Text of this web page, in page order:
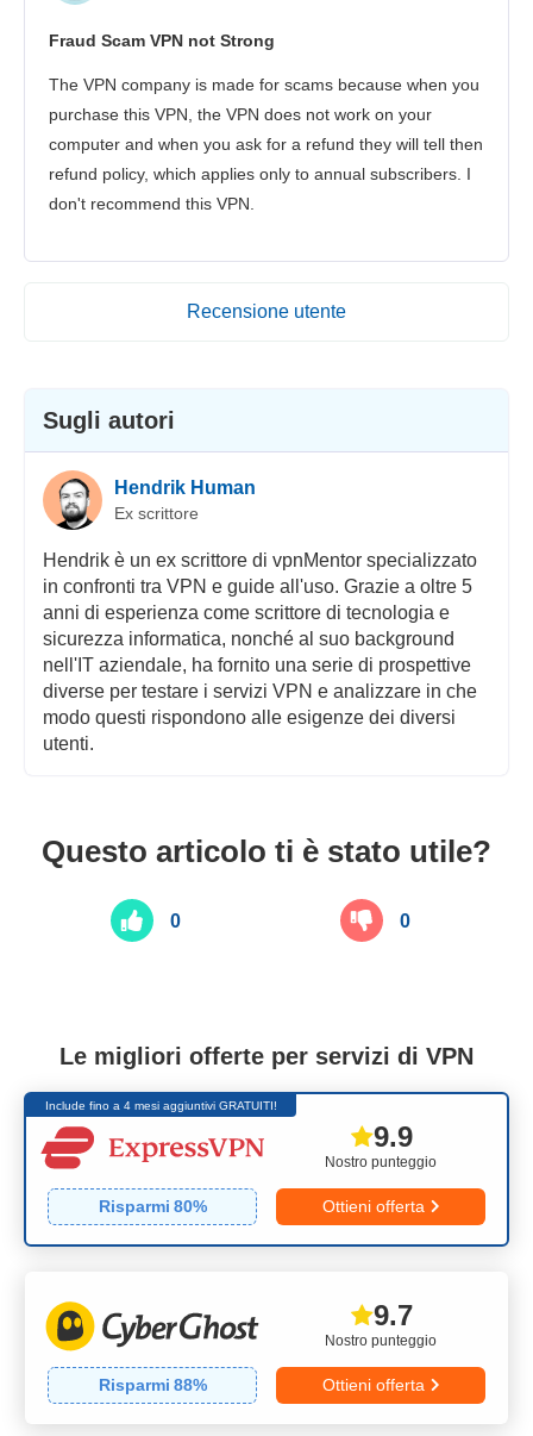
Fraud Scam VPN not Strong
The VPN company is made for scams because when you
purchase this VPN, the VPN does not work on your
computer and when you ask for a refund they will tell then
refund policy, which applies only to annual subscribers. I
don't recommend this VPN.
Recensione utente
Sugli autori
Hendrik Human
Ex scrittore
Hendrik è un ex scrittore di vpnMentor specializzato
in confronti tra VPN e guide all'uso. Grazie a oltre 5
anni di esperienza come scrittore di tecnologia e
sicurezza informatica, nonché al suo background
nell'IT aziendale, ha fornito una serie di prospettive
diverse per testare i servizi VPN e analizzare in che
modo questi rispondono alle esigenze dei diversi
utenti.
Questo articolo ti è stato utile?
0 0
Le migliori offerte per servizi di VPN
Include fino a 4 mesi aggiuntivi GRATUITI!
Nostro punteggio
9.9
Risparmi 80% Ottieni offerta
Nostro punteggio
9.7
Risparmi 88% Ottieni offerta